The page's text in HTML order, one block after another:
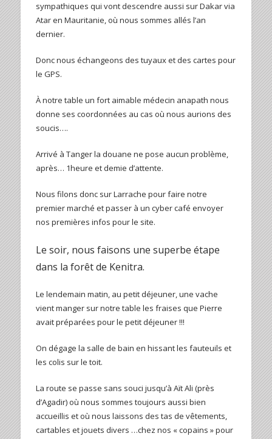
sympathiques qui vont descendre aussi sur Dakar via
Atar en Mauritanie, où nous sommes allés l’an
dernier.
Donc nous échangeons des tuyaux et des cartes pour
le GPS.
À notre table un fort aimable médecin anapath nous
donne ses coordonnées au cas où nous aurions des
soucis….
Arrivé à Tanger la douane ne pose aucun problème,
après… 1heure et demie d’attente.
Nous filons donc sur Larrache pour faire notre
premier marché et passer à un cyber café envoyer
nos premières infos pour le site.
Le soir, nous faisons une superbe étape
dans la forêt de Kenitra.
Le lendemain matin, au petit déjeuner, une vache
vient manger sur notre table les fraises que Pierre
avait préparées pour le petit déjeuner !!!
On dégage la salle de bain en hissant les fauteuils et
les colis sur le toit.
La route se passe sans souci jusqu’à Aït Ali (près
d’Agadir) où nous sommes toujours aussi bien
accueillis et où nous laissons des tas de vêtements,
cartables et jouets divers …chez nos « copains » pour